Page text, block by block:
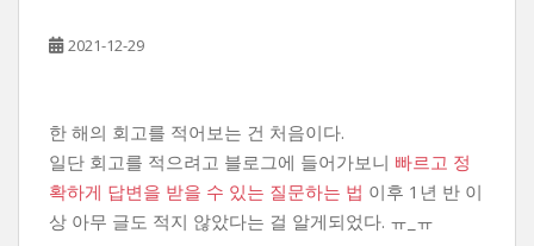
2021-12-29
한 해의 회고를 적어보는 건 처음이다.
일단 회고를 적으려고 블로그에 들어가보니 빠르고 정
확하게 답변을 받을 수 있는 질문하는 법 이후 1년 반 이
상 아무 글도 적지 않았다는 걸 알게되었다. ㅠ_ㅠ